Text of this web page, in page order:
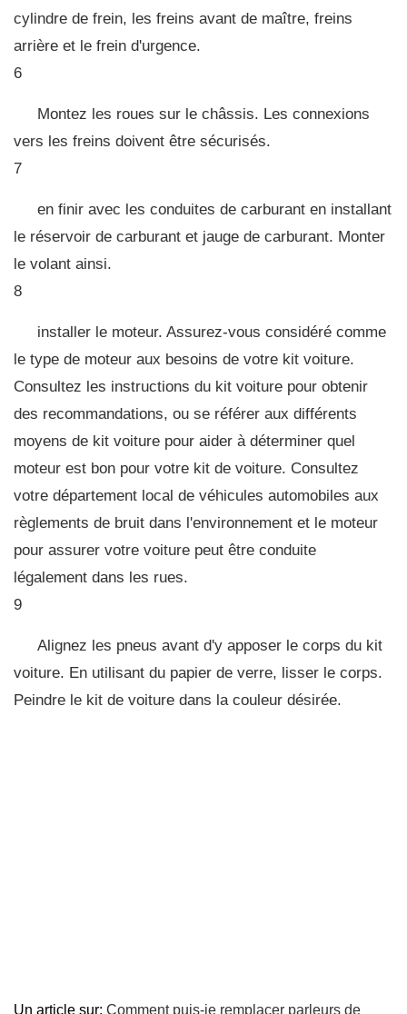
cylindre de frein, les freins avant de maître, freins
arrière et le frein d'urgence.
6
Montez les roues sur le châssis. Les connexions
vers les freins doivent être sécurisés.
7
en finir avec les conduites de carburant en installant
le réservoir de carburant et jauge de carburant. Monter
le volant ainsi.
8
installer le moteur. Assurez-vous considéré comme
le type de moteur aux besoins de votre kit voiture.
Consultez les instructions du kit voiture pour obtenir
des recommandations, ou se référer aux différents
moyens de kit voiture pour aider à déterminer quel
moteur est bon pour votre kit de voiture. Consultez
votre département local de véhicules automobiles aux
règlements de bruit dans l'environnement et le moteur
pour assurer votre voiture peut être conduite
légalement dans les rues.
9
Alignez les pneus avant d'y apposer le corps du kit
voiture. En utilisant du papier de verre, lisser le corps.
Peindre le kit de voiture dans la couleur désirée.
Un article sur: Comment puis-je remplacer parleurs de